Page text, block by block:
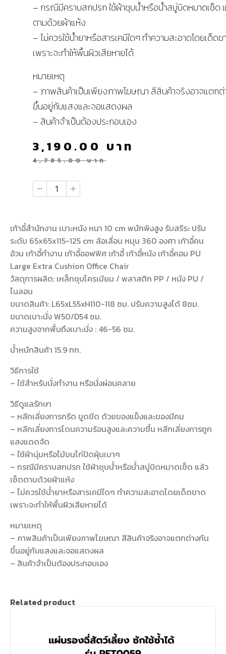
– กรณีมีคราบสกปรก ใช้ผ้าชุบน้ำหรือน้ำสบู่บิดหมาดเช็ด
ตามด้วยผ้าแห้ง
– ไม่ควรใช้น้ำยาหรือสารเคมีใดๆ ทำความสะอาดโดยเด็ด
เพราะจะทำให้พื้นผิวเสียหายได้
หมายเหตุ
– ภาพสินค้าเป็นเพียงภาพโฆษณา สีสินค้าจริงอาจแตก
ขึ้นอยู่กับแสงและจอแสดงผล
– สินค้าจำเป็นต้องประกอบเอง
4,785.00บาท
3,190.00 บาท
เก้าอี้สำนักงาน เบาะหนัง หนา 10 cm พนักพิงสูง รับสรีระ ปรับ
ระดับ 65x65x115-125 cm ล้อเลื่อน หมุน 360 องศา เก้าอี้คน
อ้วน เก้าอี้ทำงาน เก้าอี้ออฟฟิศ เก้าอี้ เก้าอี้หนัง เก้าอี้คอม PU
Large Extra Cushion Office Chair
วัสดุการผลิต: เหล็กชุบโครเมียม / พลาสติก PP / หนัง PU /
ไนลอน
ขนาดสินค้า: L65xL55xH110-118 ซม. ปรับความสูงได้ 8ซม.
ขนาดเบาะนั่ง W50/D54 ซม.
ความสูงจากพื้นถึงเบาะนั่ง : 46-56 ซม.
น้ำหนักสินค้า 15.9 กก.
วิธีการใช้
– ใช้สำหรับนั่งทำงาน หรือนั่งผ่อนคลาย
วิธีดูแลรักษา
– หลีกเลี่ยงการกรีด ขูดขีด ด้วยของแข็งและของมีคม
– หลีกเลี่ยงการโดนความร้อนสูงและความชื้น หลีกเลี่ยงการถูก
แสงแดดจัด
– ใช้ผ้านุ่มหรือไม้ขนไก่ปัดฝุ่นเบาๆ
– กรณีมีคราบสกปรก ใช้ผ้าชุบน้ำหรือน้ำสบู่บิดหมาดเช็ด แล้ว
เช็ดตามด้วยผ้าแห้ง
– ไม่ควรใช้น้ำยาหรือสารเคมีใดๆ ทำความสะอาดโดยเด็ดขาด
เพราะจะทำให้พื้นผิวเสียหายได้
หมายเหตุ
– ภาพสินค้าเป็นเพียงภาพโฆษณา สีสินค้าจริงอาจแตกต่างกัน
ขึ้นอยู่กับแสงและจอแสดงผล
– สินค้าจำเป็นต้องประกอบเอง
Related product